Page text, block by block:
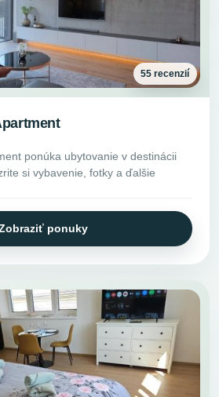
55 recenzií
ponúka ubytovanie v destinácii
si vybavenie, fotky a ďalšie
ponuky